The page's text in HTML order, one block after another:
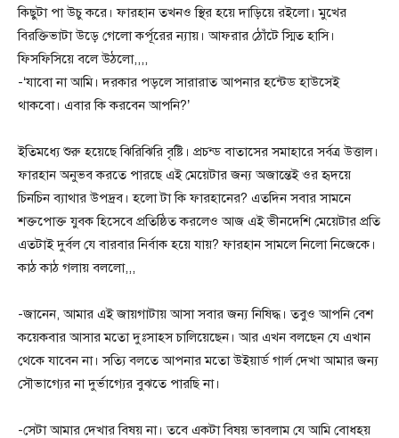
কিছুটা পা উচু করে। ফারহান তখনও স্থির হয়ে দাড়িয়ে রইলো। মুখের
বিরক্তিভাটা উড়ে গেলো কর্পূরের ন্যায়। আফরার ঠোঁটে স্মিত হাসি।
ফিসফিসিয়ে বলে উঠলো,,,,
-‘যাবো না আমি। দরকার পড়লে সারারাত আপনার হন্টেড হাউসেই
থাকবো। এবার কি করবেন আপনি?’
ইতিমধ্যে শুরু হয়েছে ঝিরিঝিরি বৃষ্টি। প্রচন্ড বাতাসের সমাহারে সর্বত্র উত্তাল।
ফারহান অনুভব করতে পারছে এই মেয়েটার জন্য অজান্তেই ওর হৃদয়ে
চিনচিন ব্যাথার উপদ্রব। হলো টা কি ফারহানের? এতদিন সবার সামনে
শক্তপোক্ত যুবক হিসেবে প্রতিষ্ঠিত করলেও আজ এই ভীনদেশি মেয়েটার প্রতি
এতটাই দুর্বল যে বারবার নির্বাক হয়ে যায়? ফারহান সামলে নিলো নিজেকে।
কাঠ কাঠ গলায় বললো,,,
-জানেন, আমার এই জায়গাটায় আসা সবার জন্য নিষিদ্ধ। তবুও আপনি বেশ
কয়েকবার আসার মতো দুঃসাহস চালিয়েছেন। আর এখন বলছেন যে এখান
থেকে যাবেন না। সত্যি বলতে আপনার মতো উইয়ার্ড গার্ল দেখা আমার জন্য
সৌভাগ্যের না দুর্ভাগ্যের বুঝতে পারছি না।
-সেটা আমার দেখার বিষয় না। তবে একটা বিষয় ভাবলাম যে আমি বোধহয়